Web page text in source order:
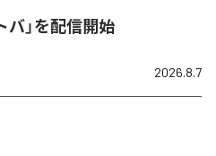
バ」を配信開始
2026.8.7